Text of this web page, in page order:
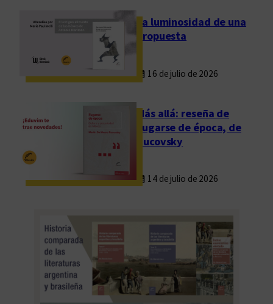
l
La luminosidad de una
propuesta
16 de julio de 2026
Más allá: reseña de
Fugarse de época, de
Rucovsky
14 de julio de 2026